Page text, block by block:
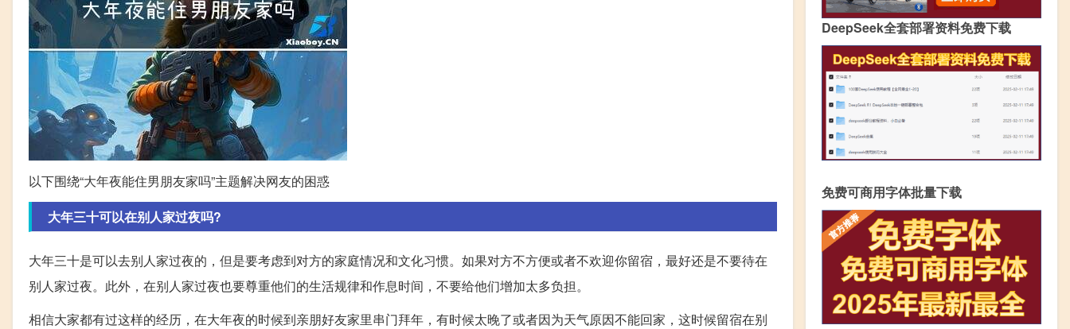
以下围绕“大年夜能住男朋友家吗”主题解决网友的困惑
大年三十可以在别人家过夜吗?
大年三十是可以去别人家过夜的，但是要考虑到对方的家庭情况和文化习惯。如果对方不方便或者不欢迎你留宿，最好还是不要待在
别人家过夜。此外，在别人家过夜也要尊重他们的生活规律和作息时间，不要给他们增加太多负担。
相信大家都有过这样的经历，在大年夜的时候到亲朋好友家里串门拜年，有时候太晚了或者因为天气原因不能回家，这时候留宿在别
DeepSeek全套部署资料免费下载
免费可商用字体批量下载